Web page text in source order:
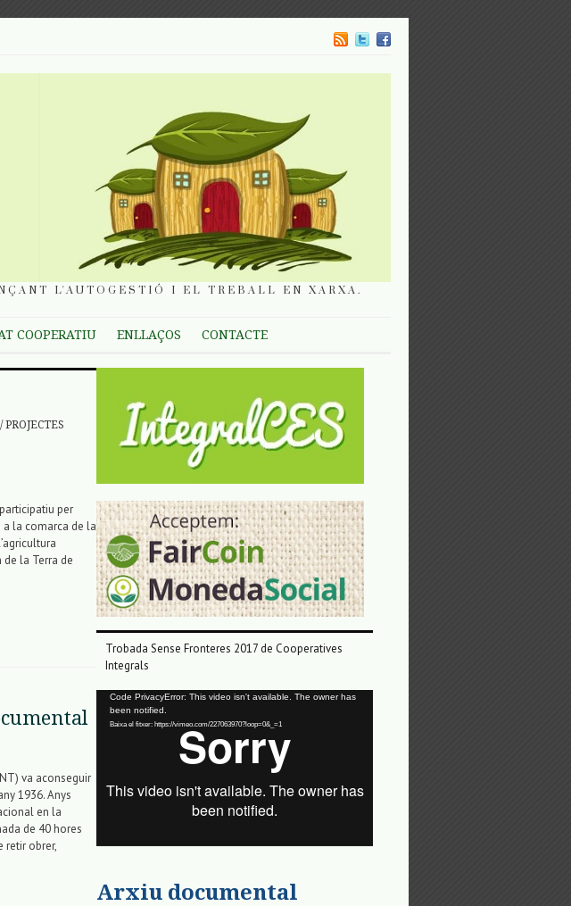
L'AUTOGESTIÓ I EL TREBALL EN XARXA.
COOPERATIU ENLLAÇOS CONTACTE
/ PROJECTES
per
la comarca de la
la Terra de
va aconseguir
1936. Anys
en la
de 40 hores
retir obrer,
Trobada Sense Fronteres 2017 de Cooperatives
Integrals
Reproductor
vídeo
Code PrivacyError: This video isn't available. The owner has
been notified.
Baixa el fitxer: https://vimeo.com/227063970?loop=0&_=1
Arxiu documental